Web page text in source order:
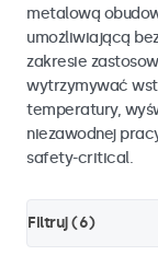
metalową
umożliwiającą
zakresie
wytrzymywać
temperatury,
niezawodnej
safety-critical.
Filtruj (6)